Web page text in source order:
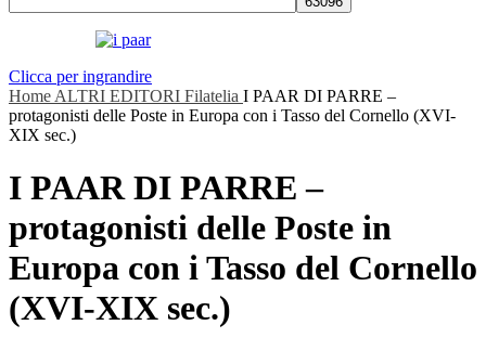
Clicca per ingrandire
Home ALTRI EDITORI Filatelia I PAAR DI PARRE –
protagonisti delle Poste in Europa con i Tasso del Cornello (XVI-
XIX sec.)
I PAAR DI PARRE –
protagonisti delle Poste in
Europa con i Tasso del Cornello
(XVI-XIX sec.)